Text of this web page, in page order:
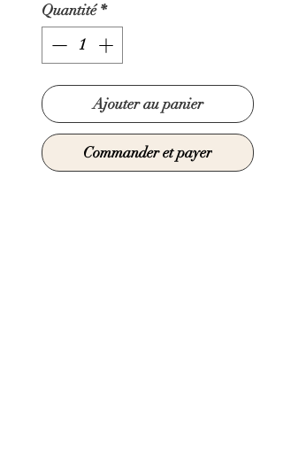
Quantité *
Ajouter au panier
Commander et payer